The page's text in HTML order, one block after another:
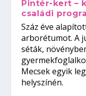
Pintér-kert –
családi
Száz éve
arborétumot. A
séták,
Mecsek egyik
helyszínén.